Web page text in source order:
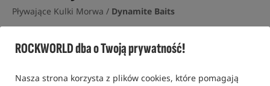
ROCKWORLD dba o Twoją prywatność!
Nasza strona korzysta z plików cookies, które pomagają
Pływające Kulki Morwa / Dynamite Baits
11 opinii | ponad 310 osób kupiło ten produkt